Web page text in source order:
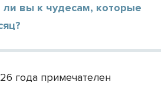
вы к чудесам, которые
года примечателен